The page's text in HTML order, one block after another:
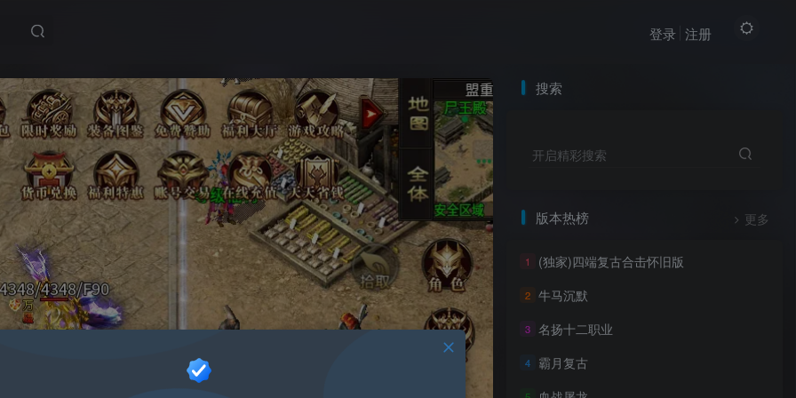
登录 注册
搜索
开启精彩搜索
版本热榜 更多
1 (独家)四端复古合击怀旧版
2 牛马沉默
3 名扬十二职业
4 霸月复古